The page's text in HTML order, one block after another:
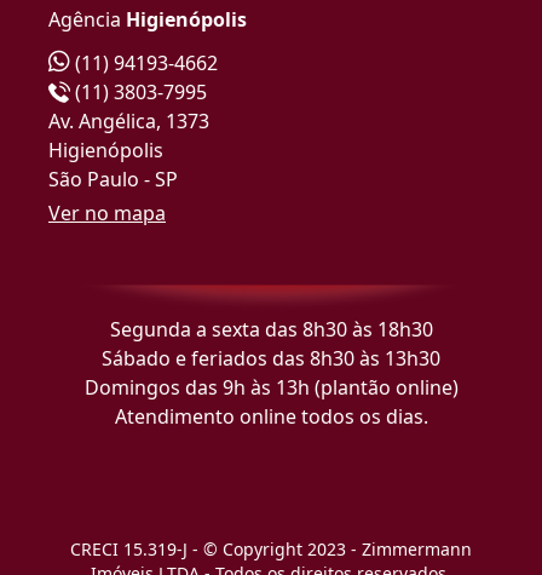
Agência Higienópolis
(11) 94193-4662
(11) 3803-7995
Av. Angélica, 1373
Higienópolis
São Paulo - SP
Ver no mapa
Segunda a sexta das 8h30 às 18h30
Sábado e feriados das 8h30 às 13h30
Domingos das 9h às 13h (plantão online)
Atendimento online todos os dias.
CRECI 15.319-J - © Copyright 2023 - Zimmermann